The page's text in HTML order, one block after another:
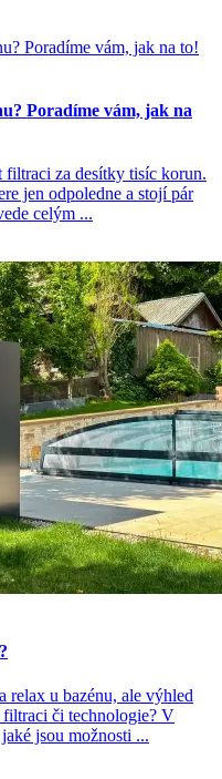
Poradíme vám, jak na
filtraci za desítky tisíc korun.
jen odpoledne a stojí pár
celým ...
relax u bazénu, ale výhled
filtraci či technologie? V
jsou možnosti ...